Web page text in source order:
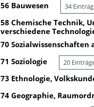
56 Bauwesen 34
58 Chemische Technik,
verschiedene
70 Sozialwissenschaften
71 Soziologie 20
73 Ethnologie,
74 Geographie,